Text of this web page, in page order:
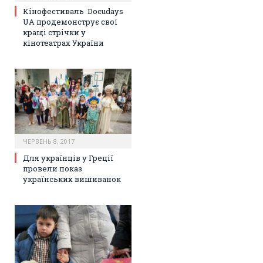
Кінофестиваль Docudays
UA продемонструє свої
кращі стрічки у
кінотеатрах України
ЧЕРВЕНЬ 8, 2017
Для українців у Греції
провели показ
українських вишиванок